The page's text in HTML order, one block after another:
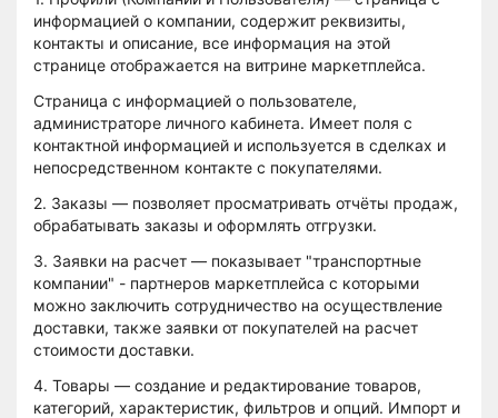
информацией о компании, содержит реквизиты,
контакты и описание, все информация на этой
странице отображается на витрине маркетплейса.
Страница с информацией о пользователе,
администраторе личного кабинета. Имеет поля с
контактной информацией и используется в сделках и
непосредственном контакте с покупателями.
2. Заказы — позволяет просматривать отчёты продаж,
обрабатывать заказы и оформлять отгрузки.
3. Заявки на расчет — показывает "транспортные
компании" - партнеров маркетплейса с которыми
можно заключить сотрудничество на осуществление
доставки, также заявки от покупателей на расчет
стоимости доставки.
4. Товары — создание и редактирование товаров,
категорий, характеристик, фильтров и опций. Импорт и